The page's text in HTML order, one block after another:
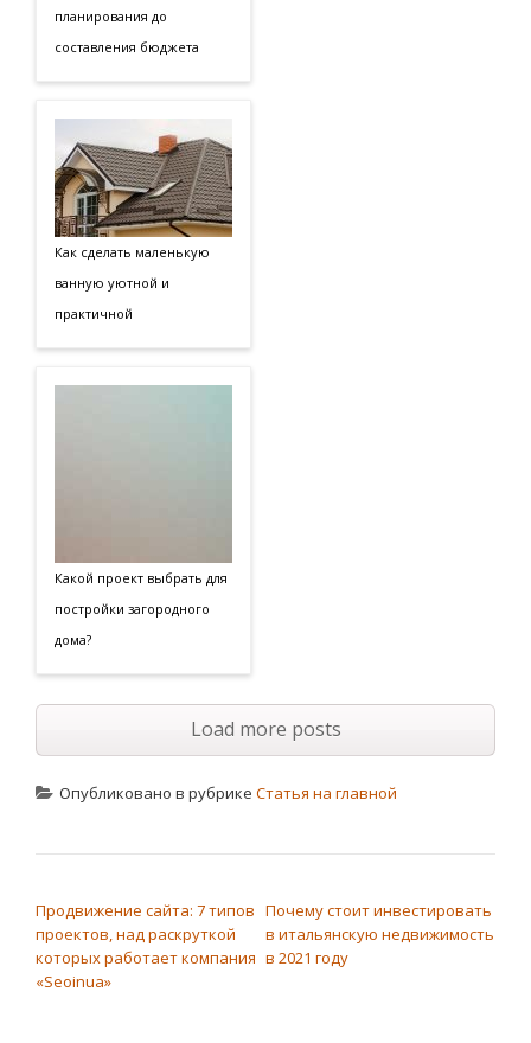
планирования до
составления бюджета
Как сделать маленькую
ванную уютной и
практичной
Какой проект выбрать для
постройки загородного
дома?
Load more posts
Опубликовано в рубрике Статья на главной
Продвижение сайта: 7 типов
проектов, над раскруткой
которых работает компания
«Seoinua»
Почему стоит инвестировать
в итальянскую недвижимость
в 2021 году